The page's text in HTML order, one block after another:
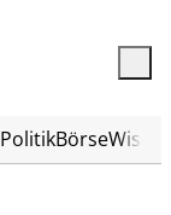
PolitikBörse